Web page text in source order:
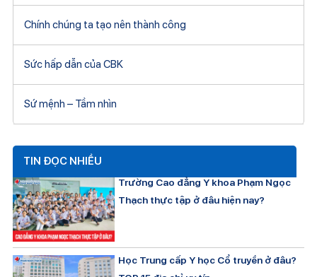
Chính chúng ta tạo nên thành công
Sức hấp dẫn của CBK
Sứ mệnh – Tầm nhìn
TIN ĐỌC NHIỀU
Trường Cao đẳng Y khoa Phạm Ngọc
Thạch thực tập ở đâu hiện nay?
Học Trung cấp Y học Cổ truyền ở đâu?